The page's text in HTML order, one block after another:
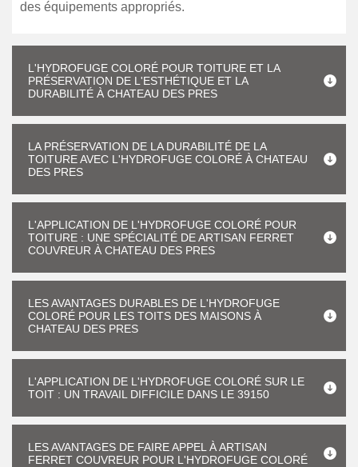
des équipements appropriés.
L'HYDROFUGE COLORÉ POUR TOITURE ET LA
PRÉSERVATION DE L'ESTHÉTIQUE ET LA
DURABILITÉ À CHATEAU DES PRES
LA PRÉSERVATION DE LA DURABILITÉ DE LA
TOITURE AVEC L'HYDROFUGE COLORÉ À CHATEAU
DES PRES
L'APPLICATION DE L'HYDROFUGE COLORÉ POUR
TOITURE : UNE SPÉCIALITÉ DE ARTISAN FERRET
COUVREUR À CHATEAU DES PRES
LES AVANTAGES DURABLES DE L'HYDROFUGE
COLORÉ POUR LES TOITS DES MAISONS À
CHATEAU DES PRES
L'APPLICATION DE L'HYDROFUGE COLORÉ SUR LE
TOIT : UN TRAVAIL DIFFICILE DANS LE 39150
LES AVANTAGES DE FAIRE APPEL À ARTISAN
FERRET COUVREUR POUR L'HYDROFUGE COLORÉ